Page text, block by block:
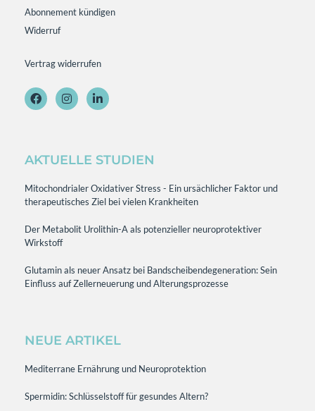
Abonnement kündigen
Widerruf
Vertrag widerrufen
AKTUELLE STUDIEN
Mitochondrialer Oxidativer Stress - Ein ursächlicher Faktor und
therapeutisches Ziel bei vielen Krankheiten
Der Metabolit Urolithin-A als potenzieller neuroprotektiver
Wirkstoff
Glutamin als neuer Ansatz bei Bandscheibendegeneration: Sein
Einfluss auf Zellerneuerung und Alterungsprozesse
NEUE ARTIKEL
Mediterrane Ernährung und Neuroprotektion
Spermidin: Schlüsselstoff für gesundes Altern?